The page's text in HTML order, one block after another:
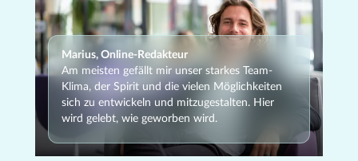
Marius, Online-Redakteur
Am meisten gefällt mir unser starkes Team-
Klima, der Spirit und die vielen Möglichkeiten
sich zu entwickeln und mitzugestalten. Hier
wird gelebt, wie geworben wird.